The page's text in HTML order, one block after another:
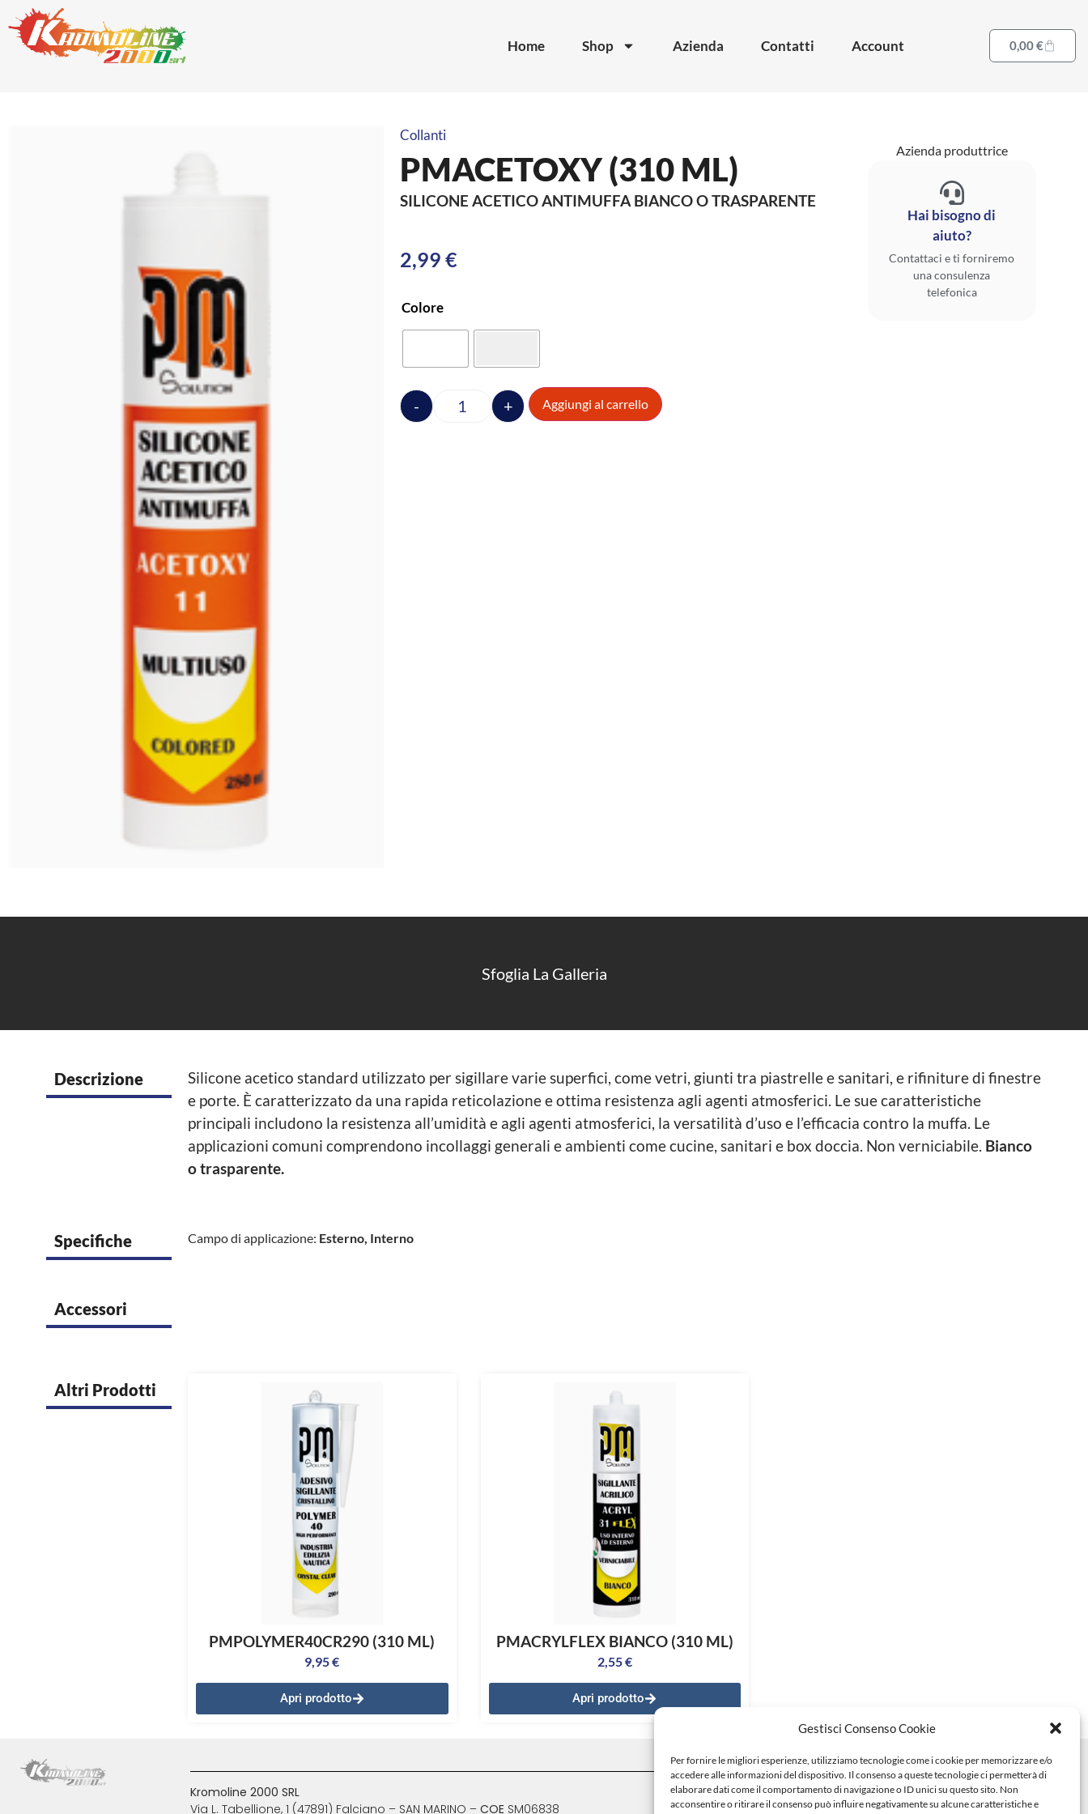
Gestisci Consenso Cookie
Per fornire le migliori esperienze, utilizziamo tecnologie come i cookie per memorizzare e/o
accedere alle informazioni del dispositivo. Il consenso a queste tecnologie ci permetterà di
elaborare dati come il comportamento di navigazione o ID unici su questo sito. Non
acconsentire o ritirare il consenso può influire negativamente su alcune caratteristiche e
Home Shop Azienda Contatti Account 0,00€
Collanti
PMACETOXY (310 ML)
SILICONE ACETICO ANTIMUFFA BIANCO O TRASPARENTE
2,99 €
Colore
- + Aggiungi al carrello
Azienda produttrice
Hai bisogno di
aiuto?
Contattaci e ti forniremo
una consulenza
telefonica
Sfoglia La Galleria
Descrizione
Silicone acetico standard utilizzato per sigillare varie superfici, come vetri, giunti tra piastrelle e sanitari, e rifiniture di finestre
e porte. È caratterizzato da una rapida reticolazione e ottima resistenza agli agenti atmosferici. Le sue caratteristiche
principali includono la resistenza all’umidità e agli agenti atmosferici, la versatilità d’uso e l’efficacia contro la muffa. Le
applicazioni comuni comprendono incollaggi generali e ambienti come cucine, sanitari e box doccia. Non verniciabile. Bianco
o trasparente.
Specifiche Campo di applicazione: Esterno, Interno
Accessori
Altri Prodotti
PMPOLYMER40CR290 (310 ML)
9,95€
Apri prodotto
PMACRYLFLEX BIANCO (310 ML)
2,55€
Apri prodotto
Kromoline 2000 SRL
Via L. Tabellione, 1 (47891) Falciano – SAN MARINO –COE SM06838